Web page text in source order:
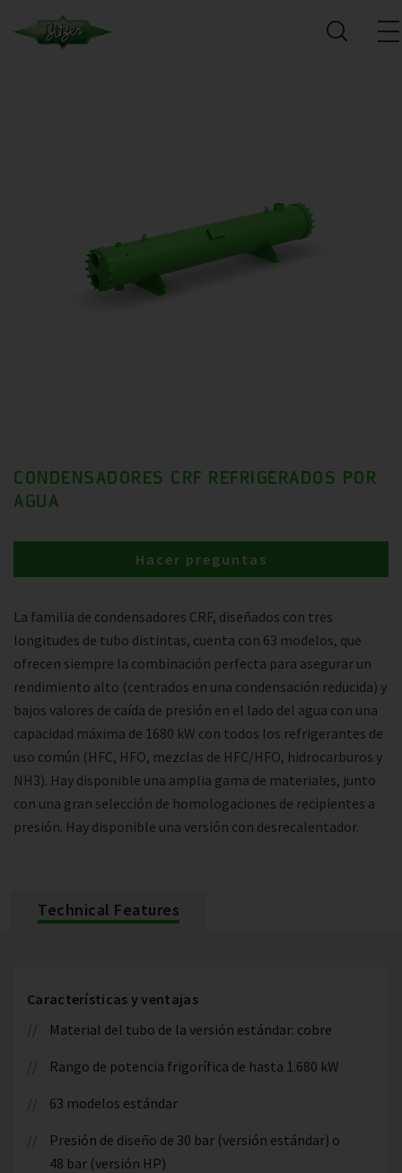
CONDENSADORES CRF REFRIGERADOS POR
AGUA
La familia de condensadores CRF, diseñados con tres
longitudes de tubo distintas, cuenta con 63 modelos, que
ofrecen siempre la combinación perfecta para asegurar un
rendimiento alto (centrados en una condensación reducida) y
bajos valores de caída de presión en el lado del agua con una
capacidad máxima de 1680 kW con todos los refrigerantes de
uso común (HFC, HFO, mezclas de HFC/HFO, hidrocarburos y
NH3). Hay disponible una amplia gama de materiales, junto
con una gran selección de homologaciones de recipientes a
presión. Hay disponible una versión con desrecalentador.
Hacer preguntas
Technical Features
Características y ventajas
Material del tubo de la versión estándar: cobre
Rango de potencia frigorífica de hasta 1.680 kW
63 modelos estándar
Presión de diseño de 30 bar (versión estándar) o
48 bar (versión HP)